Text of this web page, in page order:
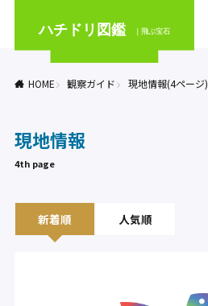
ハチドリ図鑑 ｜飛ぶ宝石
HOME 観察ガイド 現地情報(4ページ)
現地情報
4th page
新着順 人気順